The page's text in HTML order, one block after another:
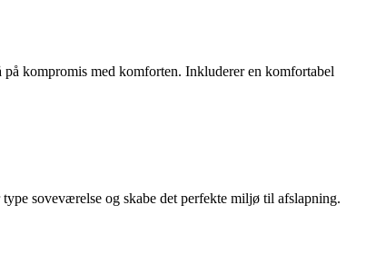
kompromis med komforten. Inkluderer en komfortabel
soveværelse og skabe det perfekte miljø til afslapning.